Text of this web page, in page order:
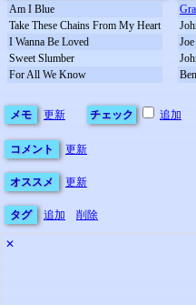
Am I Blue
Take These Chains From My Heart
I Wanna Be Loved
Sweet Slumber
For All We Know
メモ 更新 チェック 追加
コメント 更新
オススメ 更新
タグ 追加 削除
✕